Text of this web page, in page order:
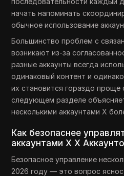
начать напоминать
обычное использование
Большинство проблем с
возникают из-за
разные аккаунты всегда
одинаковый контент и
их становится гораздо проще
следующем разделе
несколькими аккаунтами X
Как безопаснее
аккаунтами X X
Безопасное управление
2026 году — это вопрос